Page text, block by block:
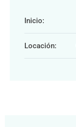
Inicio:
Locación: